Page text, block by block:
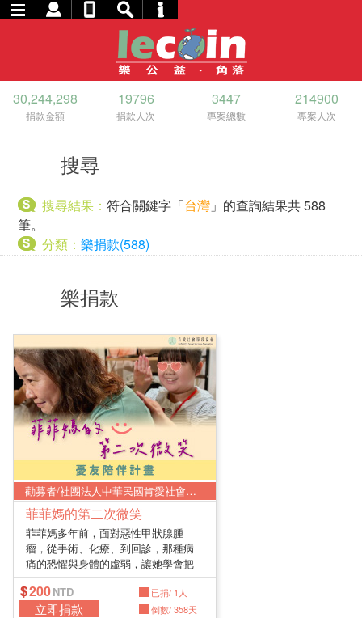
30,244,298
捐款金額
19796
捐款人次
3447
專案總數
214900
專案人次
搜尋
搜尋結果：符合關鍵字「台灣 」的查詢結果共 588
筆。
分類：樂捐款(588)
樂捐款
勸募者/社團法人中華民國肯愛社會服務協會
菲菲媽的第二次微笑
菲菲媽多年前，面對惡性甲狀腺腫
瘤，從手術、化療、到回診，那種病
痛的恐懼與身體的虛弱，讓她學會把
所有不...
200 已捐/ 1人
立即捐款 倒數/ 358天